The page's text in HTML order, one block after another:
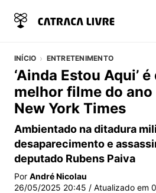
INÍCIO ENTRETENIMENTO
‘Ainda Estou Aqui’
melhor filme do
New York Times
Ambientado na ditadura
desaparecimento e
deputado Rubens Paiva
Por André Nicolau
26/05/2025 20:45 / Atualizado em